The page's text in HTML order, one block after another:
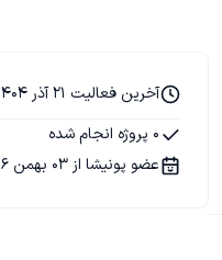
آخرین فعالیت 21 آذر 1404
0 پروژه انجام شده
عضو پونیشا از 03 بهمن 1396